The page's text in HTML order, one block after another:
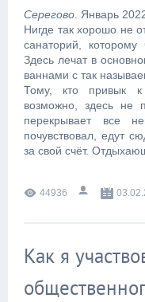
Серегово . Январь
Нигде так хорошо не
санаторий,
Здесь лечат в
ваннами с так
Тому, кто привык к
возможно, здесь не
перекрывает все
почувствовал, едут
за свой счёт.
44936
Как я